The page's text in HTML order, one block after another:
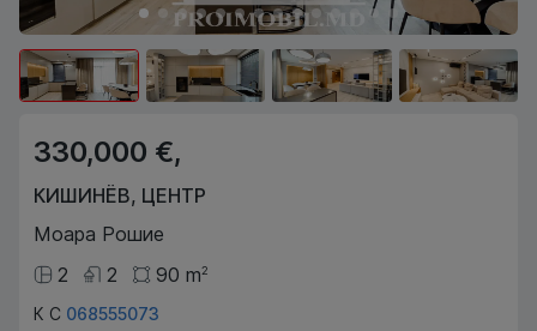
330,000 €,
КИШИНЁВ, ЦЕНТР
Моара Рошие
2
2 90 m2
К С 068555073